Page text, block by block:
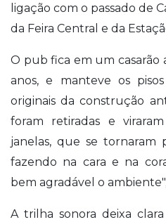
ligação com o passado de
da Feira Central e da
O pub fica em um casarão
anos, e manteve os
originais da construção
foram retiradas e
janelas, que se tornaram
fazendo na cara e na
bem agradável o
A trilha sonora deixa